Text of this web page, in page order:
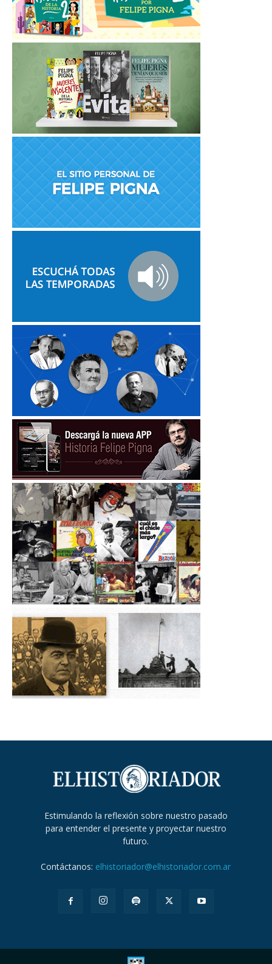
Estimulando la reflexión sobre nuestro pasado
para entender el presente y proyectar nuestro
futuro.
Contáctanos: elhistoriador@elhistoriador.com.ar